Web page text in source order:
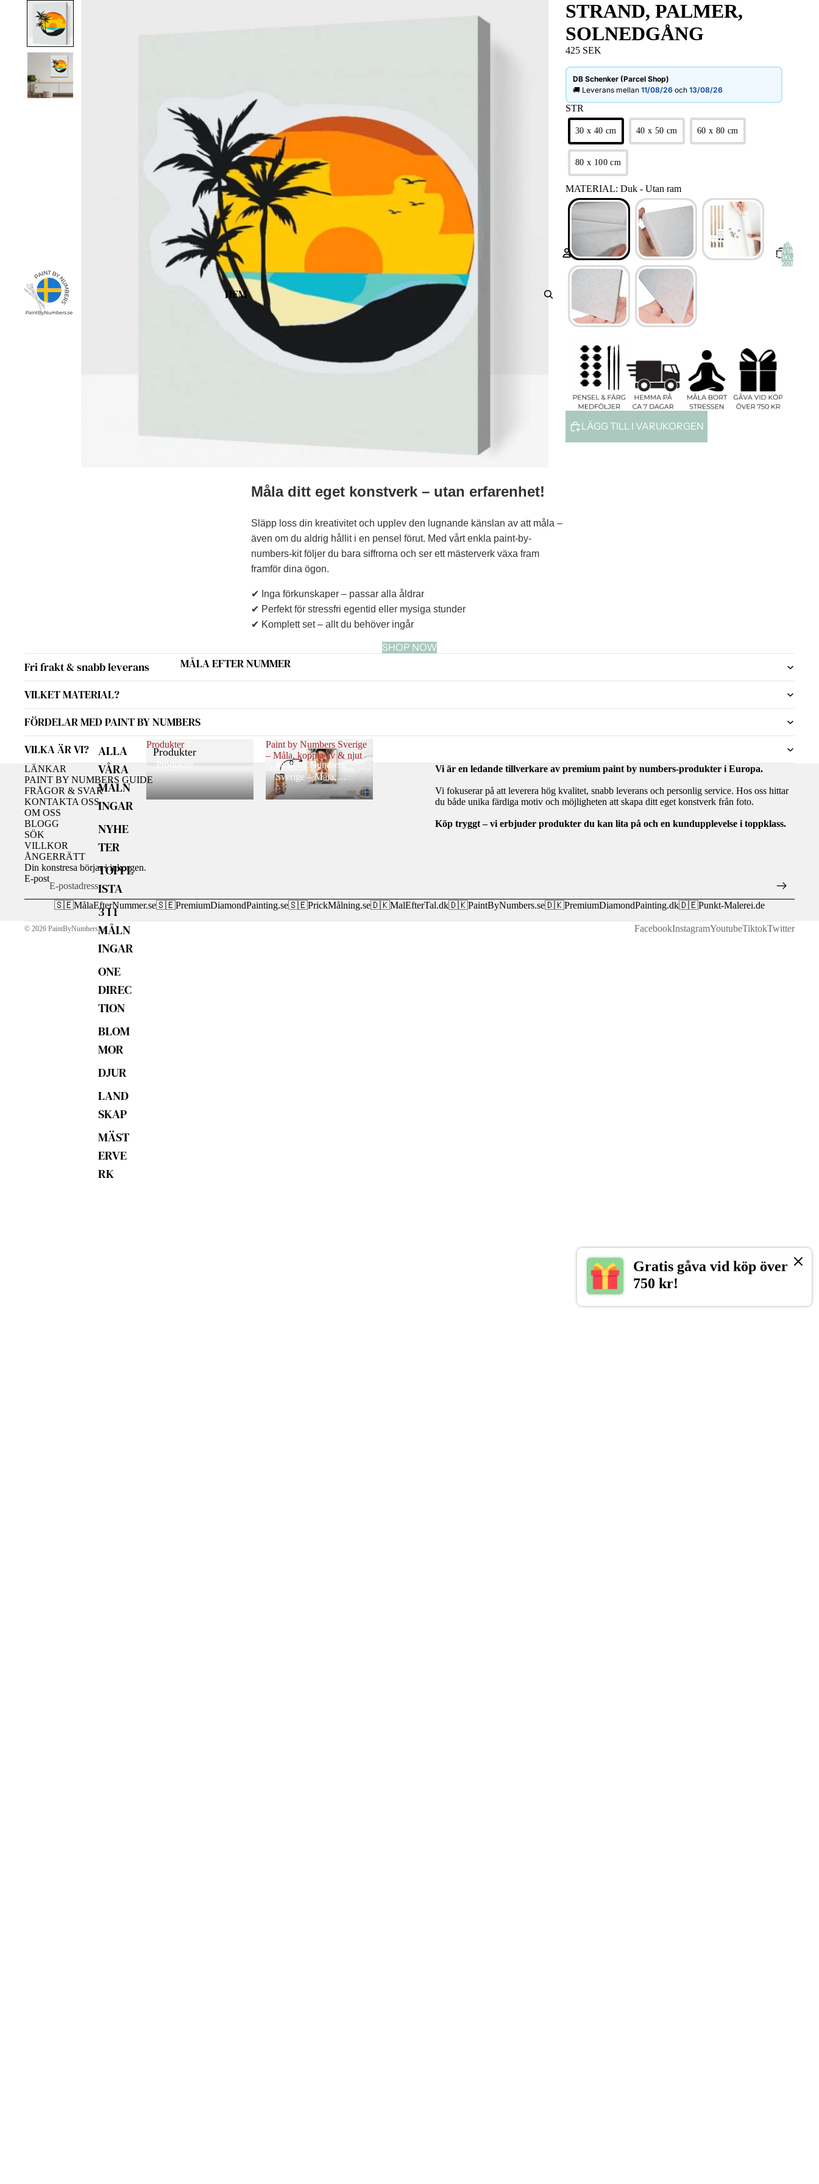
HEM
MÅLA EFTER NUMMER
ALLA
VÅRA
MÅLN
INGAR
NYHE
TER
TOPPL
ISTA
3 I 1
MÅLN
INGAR
ONE
DIREC
TION
BLOM
MOR
DJUR
LAND
SKAP
MÄST
ERVE
RK
Produkter
Produkter
Produkter
Paint by Numbers Sverige
– Måla, koppla av & njut
Paint by Numbers
Sverige – Måla,
koppla av & njut
ANDRA INLOGGNINGSALTERNATIV
Ordrar
TOTALT
ANTAL
ARTIKLAR I
VARUKORGEN:
STRAND, PALMER,
SOLNEDGÅNG
425 SEK
DB Schenker (Parcel Shop)
🚚 Leverans mellan 11/08/26 och 13/08/26
STR
30 x 40 cm 40 x 50 cm 60 x 80 cm
80 x 100 cm
MATERIAL: Duk - Utan ram
LÄGG TILL I VARUKORGEN
Måla ditt eget konstverk – utan erfarenhet!
Släpp loss din kreativitet och upplev den lugnande känslan av att måla –
även om du aldrig hållit i en pensel förut. Med vårt enkla paint-by-
numbers-kit följer du bara siffrorna och ser ett mästerverk växa fram
framför dina ögon.
✔ Inga förkunskaper – passar alla åldrar
✔ Perfekt för stressfri egentid eller mysiga stunder
✔ Komplett set – allt du behöver ingår
SHOP NOW
Fri frakt & snabb leverans
VILKET MATERIAL?
FÖRDELAR MED PAINT BY NUMBERS
VILKA ÄR VI?
LÄNKAR
PAINT BY NUMBERS GUIDE
FRÅGOR & SVAR
KONTAKTA OSS
OM OSS
BLOGG
SÖK
VILLKOR
ÅNGERRÄTT
Vi är en ledande tillverkare av premium paint by numbers-produkter i Europa.
Vi fokuserar på att leverera hög kvalitet, snabb leverans och personlig service. Hos oss hittar
du både unika färdiga motiv och möjligheten att skapa ditt eget konstverk från foto.
Köp tryggt – vi erbjuder produkter du kan lita på och en kundupplevelse i toppklass.
Din konstresa börjar i inkorgen.
E-post
🇸🇪MålaEfterNummer.se🇸🇪PremiumDiamondPainting.se🇸🇪PrickMålning.se🇩🇰MalEfterTal.dk🇩🇰PaintByNumbers.se🇩🇰PremiumDiamondPainting.dk🇩🇪Punkt-Malerei.de
© 2026 PaintByNumbers.se, FacebookInstagramYoutubeTiktokTwitter